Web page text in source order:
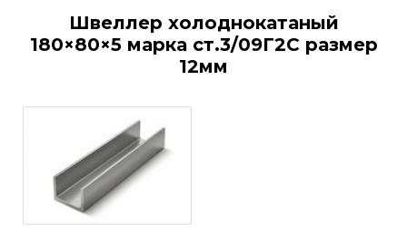
Швеллер холоднокатаный
180×80×5 марка ст.3/09Г2С размер
12мм